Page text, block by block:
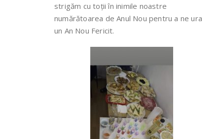
strigăm cu toții în inimile noastre
numărătoarea de Anul Nou pentru a ne ura
un An Nou Fericit.